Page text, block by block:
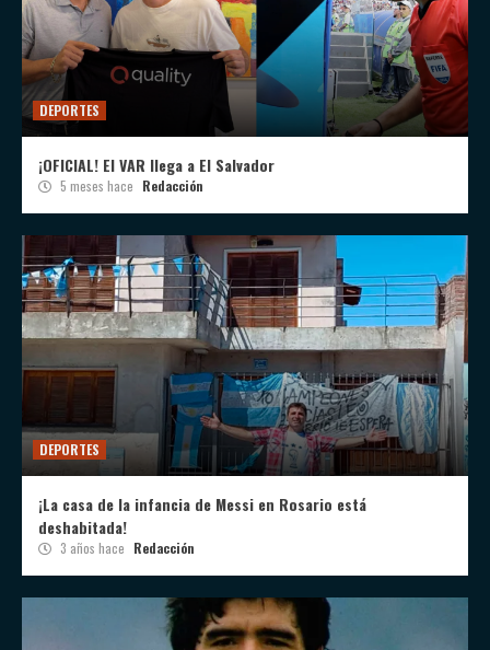
DEPORTES
¡OFICIAL! El VAR llega a El Salvador
5 meses hace Redacción
DEPORTES
¡La casa de la infancia de Messi en Rosario está
deshabitada!
3 años hace Redacción